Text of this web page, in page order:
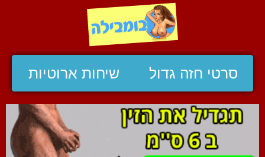
סרטי חזה גדול שיחות ארוטיות